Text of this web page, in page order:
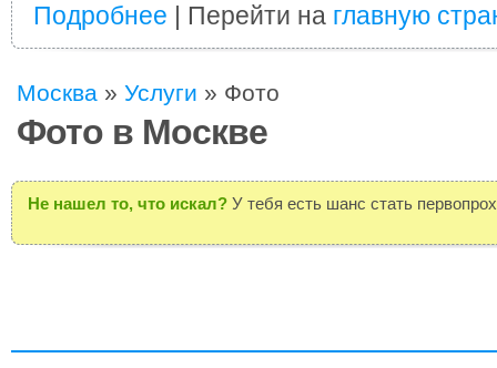
Подробнее | Перейти на главную
Москва » Услуги » Фото
Фото в Москве
Не нашел то, что искал? У тебя есть шанс стать